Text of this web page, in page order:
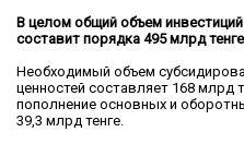
В целом общий объем
составит порядка 495 млрд
Необходимый объем
ценностей составляет 168 млрд
пополнение основных и
39,3 млрд тенге.